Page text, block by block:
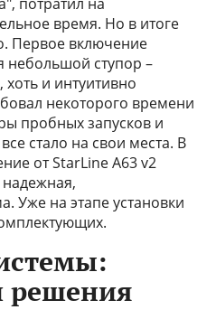
время. Но в итоге
Первое включение
небольшой ступор –
и интуитивно
некоторого времени
пробных запусков и
стало на свои места. В
от StarLine A63 v2
Уже на этапе установки
решения